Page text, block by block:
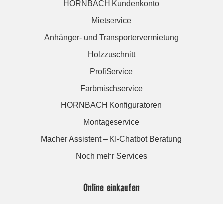
HORNBACH Kundenkonto
Mietservice
Anhänger- und Transportervermietung
Holzzuschnitt
ProfiService
Farbmischservice
HORNBACH Konfiguratoren
Montageservice
Macher Assistent – KI-Chatbot Beratung
Noch mehr Services
Online einkaufen